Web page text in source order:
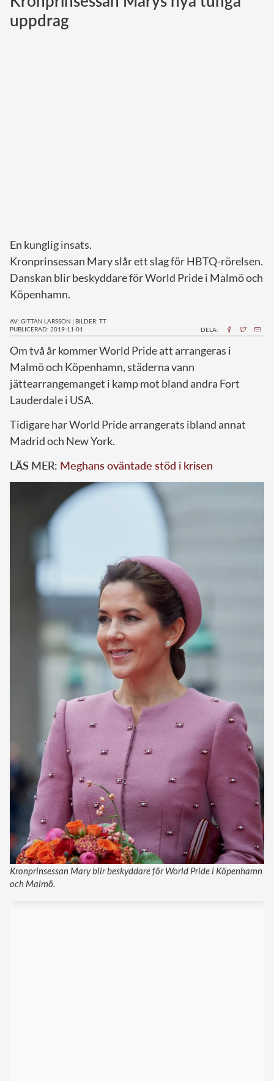
uppdrag
En kunglig insats.
Kronprinsessan Mary slår ett slag för HBTQ-rörelsen.
Danskan blir beskyddare för World Pride i Malmö och
Köpenhamn.
AV: GITTAN LARSSON | BILDER: TT
PUBLICERAD: 2019-11-01
DELA:
Om två år kommer World Pride att arrangeras i
Malmö och Köpenhamn, städerna vann
jättearrangemanget i kamp mot bland andra Fort
Lauderdale i USA.
Tidigare har World Pride arrangerats ibland annat
Madrid och New York.
LÄS MER: Meghans oväntade stöd i krisen
Kronprinsessan Mary blir beskyddare för World Pride i Köpenhamn
och Malmö.